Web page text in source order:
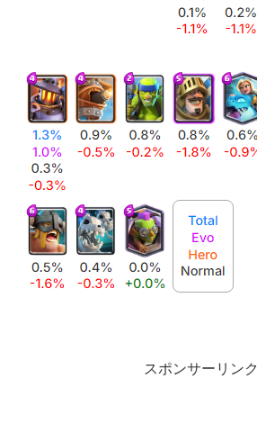
スポンサーリンク